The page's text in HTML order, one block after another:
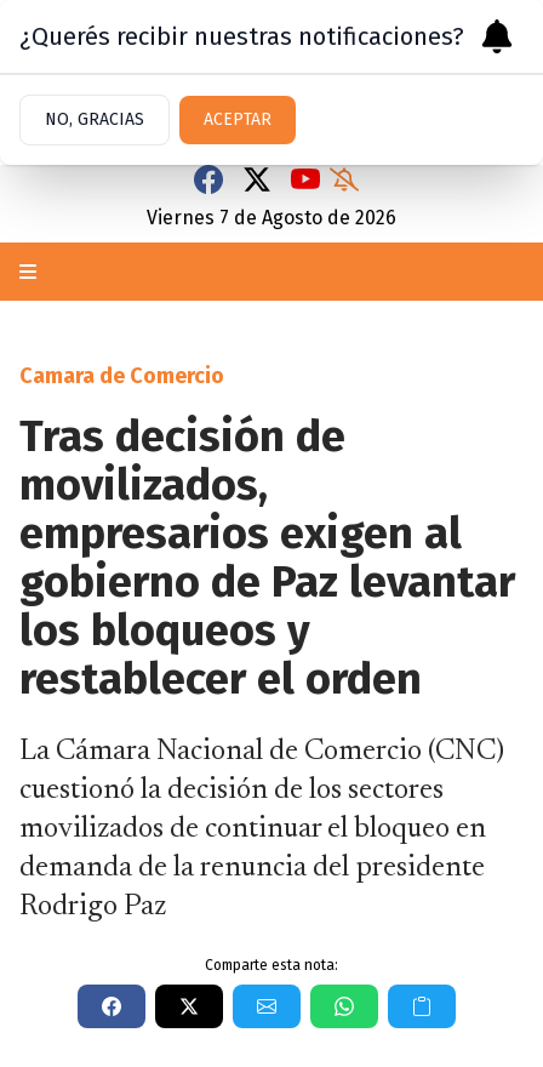
Viernes 7 de Agosto de 2026
Camara de Comercio
Tras decisión de
movilizados,
empresarios exigen al
gobierno de Paz levantar
los bloqueos y
restablecer el orden
La Cámara Nacional de Comercio (CNC)
cuestionó la decisión de los sectores
movilizados de continuar el bloqueo en
demanda de la renuncia del presidente
Rodrigo Paz
Comparte esta nota:
¿Querés recibir nuestras notificaciones?
NO, GRACIAS ACEPTAR